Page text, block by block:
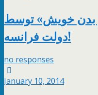
بدن خویش» توسط
دولت فرانسه!
no responses
January 10, 2014